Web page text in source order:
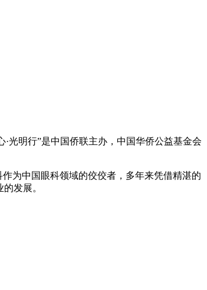
光明行”是中国侨联主办，中国华侨公益基金会
为中国眼科领域的佼佼者，多年来凭借精湛的
发展。